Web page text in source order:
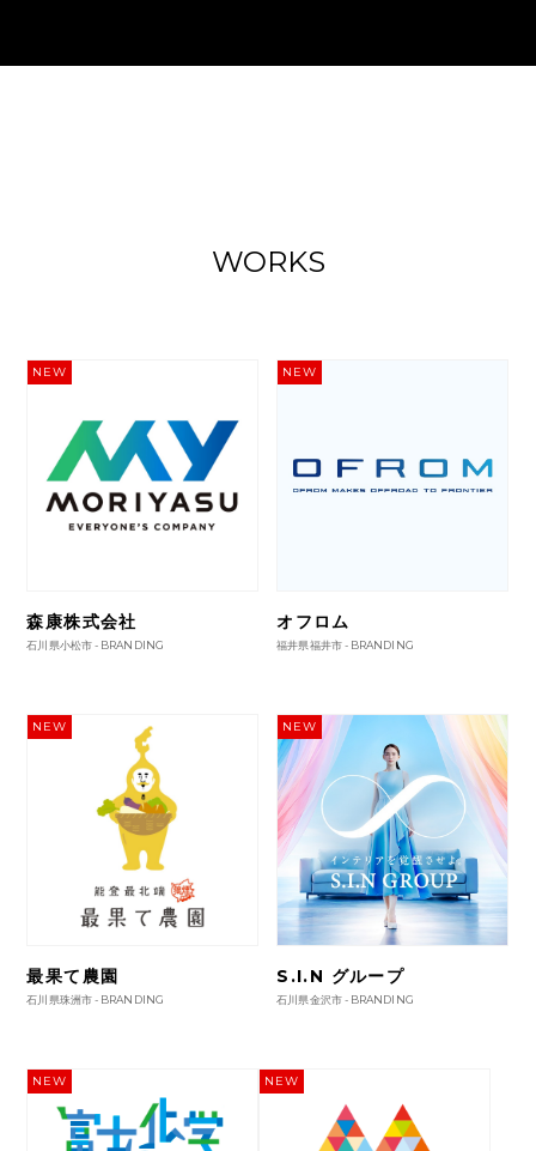
WORKS
NEW
森康株式会社
石川県小松市 - BRANDING
NEW
オフロム
福井県福井市 - BRANDING
NEW
最果て農園
石川県珠洲市 - BRANDING
NEW
S.I.N グループ
石川県金沢市 - BRANDING
NEW NEW